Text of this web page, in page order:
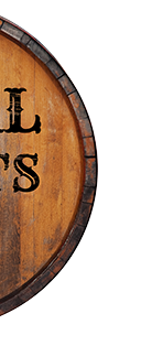
a todo Chile.